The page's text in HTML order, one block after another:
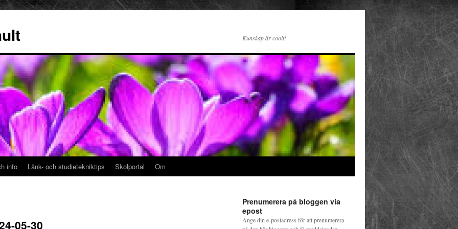
Kunskap är coolt!
info Länk- och studietekniktips Skolportal Om
05-30
Prenumerera på bloggen via
epost
Ange din e-postadress för att prenumerera